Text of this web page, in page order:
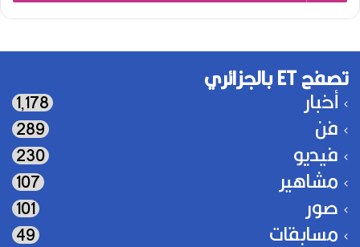
تصفح ET بالجزائري
أخبار 1٬178
فن 289
فيديو 230
مشاهير 107
صور 101
مسابقات 49